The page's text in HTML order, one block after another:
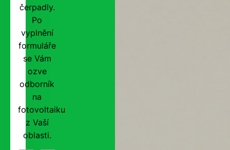
čerpadly.
Po
vyplnění
formuláře
se Vám
ozve
odborník
na
fotovoltaiku
z Vaší
oblasti.